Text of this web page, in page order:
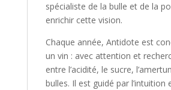
spécialiste de la bulle et de la
enrichir cette vision.
Chaque année, Antidote est
un vin : avec attention et
entre l’acidité, le sucre,
bulles. Il est guidé par l’intuition